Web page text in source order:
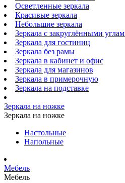
Осветленные зеркала
Красивые зеркала
Небольшие зеркала
Зеркала с закруглёнными
Зеркала для гостиниц
Зеркала без рамы
Зеркала в кабинет и офис
Зеркала для магазинов
Зеркала в примерочную
Зеркала на подставке
Зеркала на ножке
Зеркала на ножке
Настольные
Напольные
Мебель
Мебель